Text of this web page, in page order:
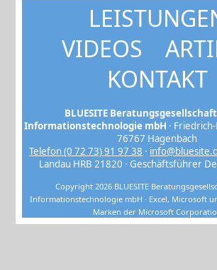
VIDEOS
KONTAKT
BLUESITE
Informationstechnologie mbH ·
76767 Hagenbach
Telefon (0 72 73) 91 97 38 ·
Landau HRB 21820 · Geschäftsführer
Copyright 2026 BLUESITE
Informationstechnologie mbH · Excel, Microsoft
Marken der Microsoft